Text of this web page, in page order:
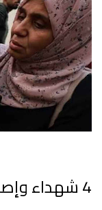
4 شهداء